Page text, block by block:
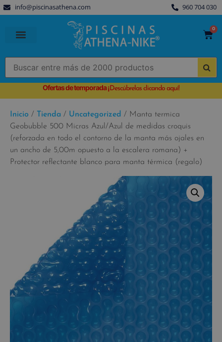
info@piscinasathena.com 960 704 030
0
Ofertas de temporada¡Descúbrelas clicando aquí!
Inicio / Tienda / Uncategorized / Manta termica
Geobubble 500 Micras Azul/Azul de medidas croquis
(reforzada en todo el contorno de la manta más ojales en
un ancho de 5,00m opuesto a la escalera romana) +
Protector reflectante blanco para manta térmica (regalo)